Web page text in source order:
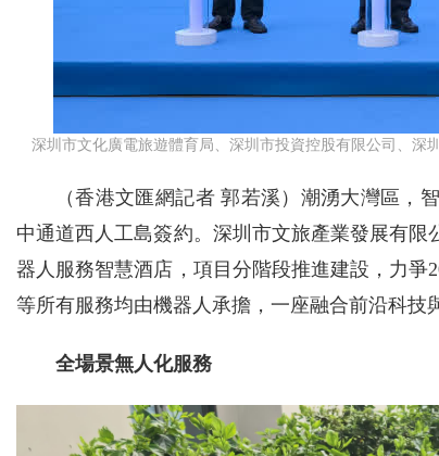
深圳市文化廣電旅遊體育局、深圳市投資控股有限公司、深
（香港文匯網記者 郭若溪）潮湧大灣區，
中通道西人工島簽約。深圳市文旅產業發展有
器人服務智慧酒店，項目分階段推進建設，力
等所有服務均由機器人承擔，一座融合前沿科技
全場景無人化服務